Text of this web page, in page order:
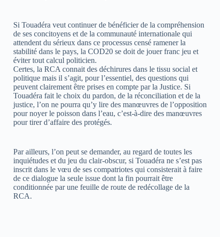
Si Touadéra veut continuer de bénéficier de la compréhension
de ses concitoyens et de la communauté internationale qui
attendent du sérieux dans ce processus censé ramener la
stabilité dans le pays, la COD20 se doit de jouer franc jeu et
éviter tout calcul politicien.
Certes, la RCA connait des déchirures dans le tissu social et
politique mais il s’agit, pour l’essentiel, des questions qui
peuvent clairement être prises en compte par la Justice. Si
Touadéra fait le choix du pardon, de la réconciliation et de la
justice, l’on ne pourra qu’y lire des manœuvres de l’opposition
pour noyer le poisson dans l’eau, c’est-à-dire des manœuvres
pour tirer d’affaire des protégés.
Par ailleurs, l’on peut se demander, au regard de toutes les
inquiétudes et du jeu du clair-obscur, si Touadéra ne s’est pas
inscrit dans le vœu de ses compatriotes qui consisterait à faire
de ce dialogue la seule issue dont la fin pourrait être
conditionnée par une feuille de route de redécollage de la
RCA.